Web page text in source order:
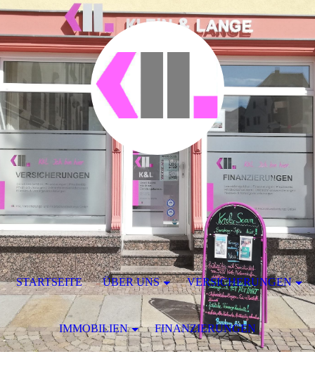
STARTSEITE ÜBER UNS VERSICHERUNGEN
IMMOBILIEN FINANZIERUNGEN